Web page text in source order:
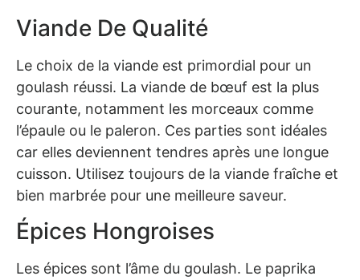
Viande De Qualité
Le choix de la viande est primordial pour un
goulash réussi. La viande de bœuf est la plus
courante, notamment les morceaux comme
l’épaule ou le paleron. Ces parties sont idéales
car elles deviennent tendres après une longue
cuisson. Utilisez toujours de la viande fraîche et
bien marbrée pour une meilleure saveur.
Épices Hongroises
Les épices sont l’âme du goulash. Le paprika